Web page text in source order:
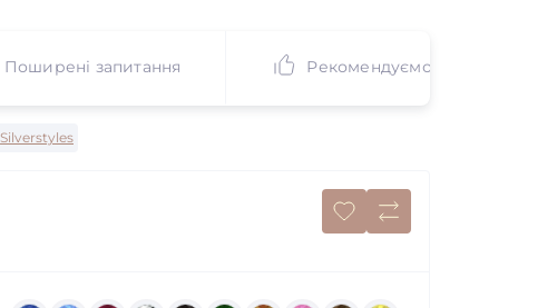
Поширені запитання Рекомендуємо
Silverstyles